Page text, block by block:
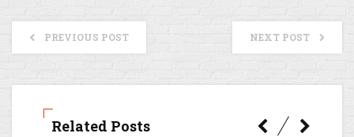
PREVIOUS POST NEXT POST
Related Posts